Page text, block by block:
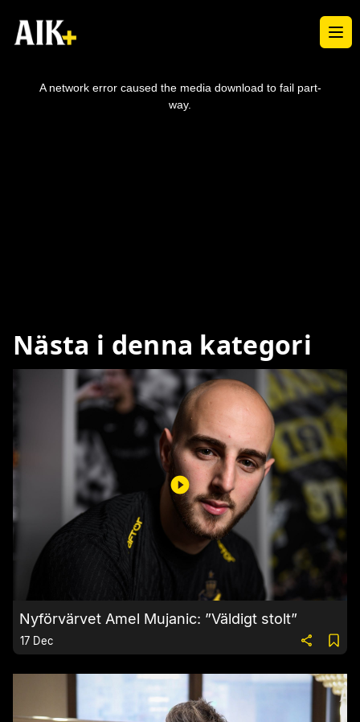
A network error caused the media download to fail part-
way.
Nästa i denna kategori
Nyförvärvet Amel Mujanic: ”Väldigt stolt”
17 Dec